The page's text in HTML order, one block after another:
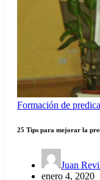
Formación de
25 Tips para mejorar la
Juan
enero 4, 2020